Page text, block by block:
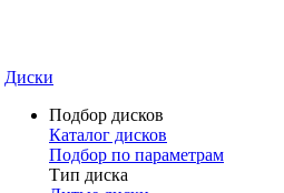
Диски
Подбор дисков
Каталог дисков
Подбор по параметрам
Тип диска